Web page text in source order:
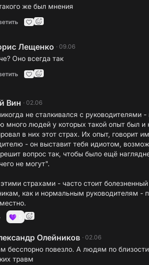
же был мнения
Лещенко · 09.06
Оно всегда так
Вин · 02.06
не сталкивался с руководителями
много людей у которых такой опыт был и
в них этот страх. Их опыт, говорит
- он выставит тебя идиотом,
вопрос так, чтобы было ещё
не могут".
страхами - часто стоит
как и нормальным руководителям -
Олейников · 02.06
бесспорно повезло. А людям по
травм